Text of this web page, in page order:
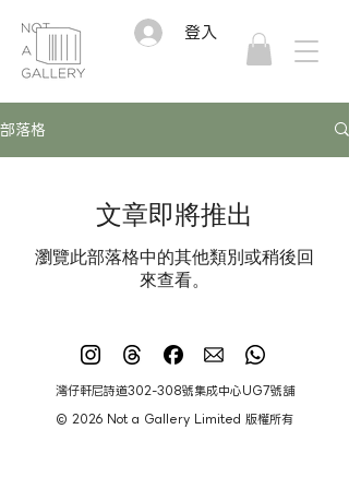
登入
部落格
文章即將推出
瀏覽此部落格中的其他類別或稍後回
來查看。
灣仔軒尼詩道302-308號集成中心UG7號舖
© 2026 Not a Gallery Limited 版權所有